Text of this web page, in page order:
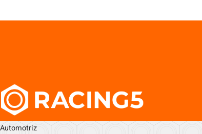
Automotriz